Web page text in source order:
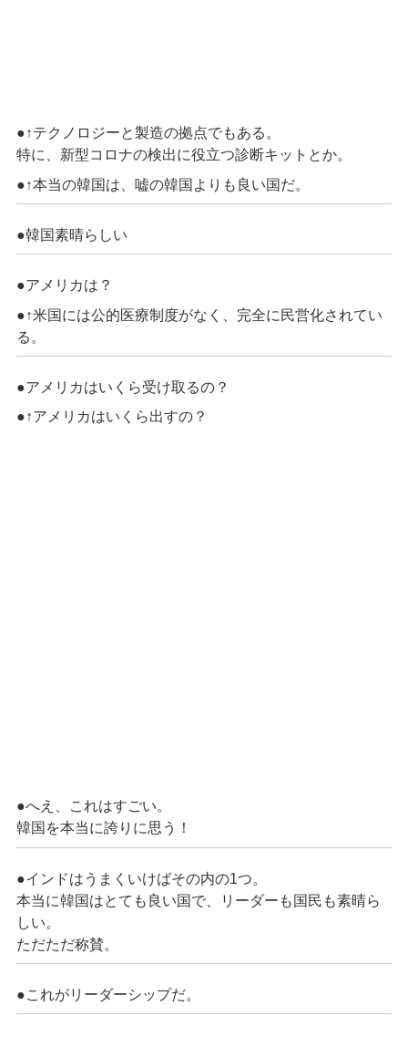
●↑テクノロジーと製造の拠点でもある。
特に、新型コロナの検出に役立つ診断キットとか。
●↑本当の韓国は、嘘の韓国よりも良い国だ。
●韓国素晴らしい
●アメリカは？
●↑米国には公的医療制度がなく、完全に民営化されてい
る。
●アメリカはいくら受け取るの？
●↑アメリカはいくら出すの？
●へえ、これはすごい。
韓国を本当に誇りに思う！
●インドはうまくいけばその内の1つ。
本当に韓国はとても良い国で、リーダーも国民も素晴ら
しい。
ただただ称賛。
●これがリーダーシップだ。